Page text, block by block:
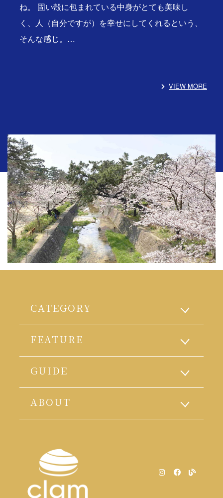
ね。 固い殻に包まれている中身がとても美味し
く、人（自分ですが）を幸せにしてくれるという、
そんな感じ。…
VIEW MORE
CATEGORY
FEATURE
GUIDE
ABOUT